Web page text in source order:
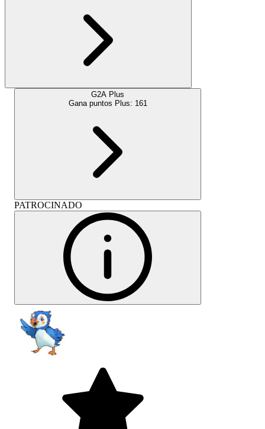
G2A Plus
Gana puntos Plus: 161
PATROCINADO